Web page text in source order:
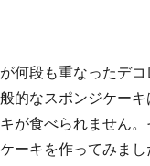
何段も重なったデ
的なスポンジケー
が食べられません
ーキを作ってみま